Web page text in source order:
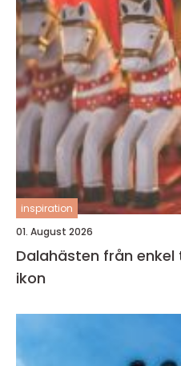
inspiration
01. August 2026
Dalahästen från enkel träleksak till svensk
ikon